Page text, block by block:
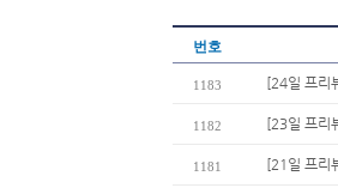
번호
1183 [24일 프리
1182 [23일 프리
1181 [21일 프리